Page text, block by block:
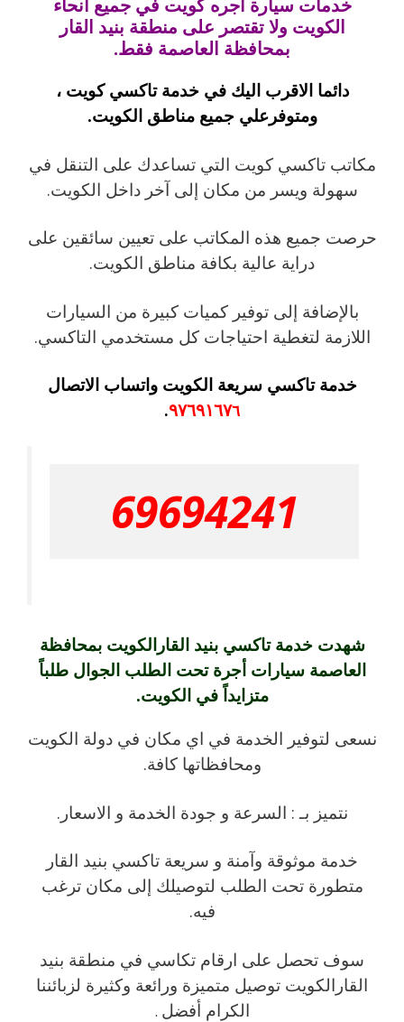
خدمات سيارة اجره كويت في جميع أنحاء
الكويت ولا تقتصر على منطقة بنيد القار
بمحافظة العاصمة فقط.
دائما الاقرب اليك في خدمة تاكسي كويت ،
ومتوفرعلي جميع مناطق الكويت.
مكاتب تاكسي كويت التي تساعدك على التنقل في
سهولة ويسر من مكان إلى آخر داخل الكويت.
حرصت جميع هذه المكاتب على تعيين سائقين على
دراية عالية بكافة مناطق الكويت.
بالإضافة إلى توفير كميات كبيرة من السيارات
اللازمة لتغطية احتياجات كل مستخدمي التاكسي.
خدمة تاكسي سريعة الكويت واتساب الاتصال
٩٧٦٩١٦٧٦ .
69694241
شهدت خدمة تاكسي بنيد القارالكويت بمحافظة
العاصمة سيارات أجرة تحت الطلب الجوال طلباً
متزايداً في الكويت.
نسعى لتوفير الخدمة في اي مكان في دولة الكويت
ومحافظاتها كافة.
نتميز بـ : السرعة و جودة الخدمة و الاسعار.
خدمة موثوقة وآمنة و سريعة تاكسي بنيد القار
متطورة تحت الطلب لتوصيلك إلى مكان ترغب
فيه.
سوف تحصل على ارقام تكاسي في منطقة بنيد
القارالكويت توصيل متميزة ورائعة وكثيرة لزبائننا
الكرام أفضل .